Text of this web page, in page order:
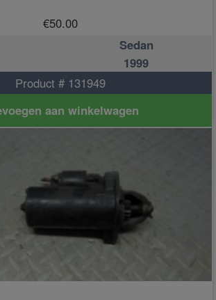
€50.00
Sedan
1999
Product # 131949
aan winkelwagen